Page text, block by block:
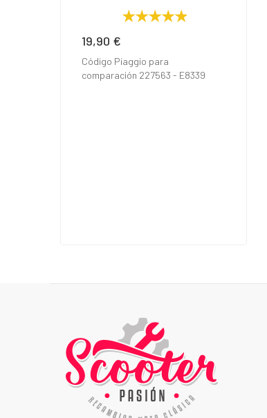
Precio
19,90 €
Código Piaggio para
comparación 227563 - E8339